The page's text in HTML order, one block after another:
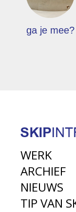
ga je mee?
WERK
ARCHIEF
NIEUWS
TIP VAN